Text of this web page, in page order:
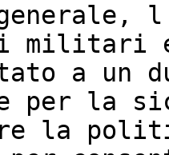
militari
a un
per la
la